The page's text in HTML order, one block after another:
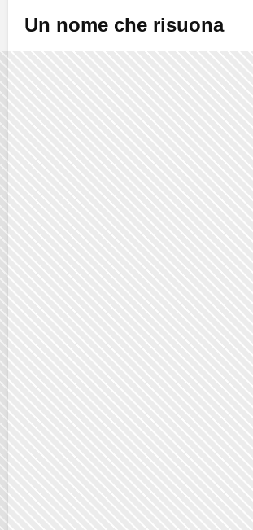
Un nome che risuona